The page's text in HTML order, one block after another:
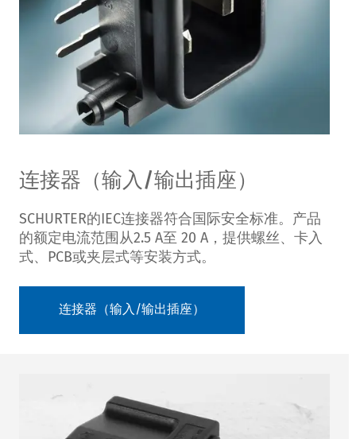
连接器（输入/输出插座）
SCHURTER的IEC连接器符合国际安全标准。产品
的额定电流范围从2.5 A至 20 A，提供螺丝、卡入
式、PCB或夹层式等安装方式。
连接器（输入/输出插座）